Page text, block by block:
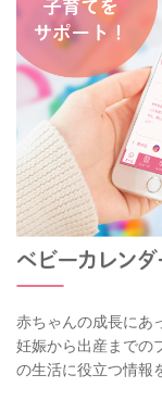
赤ちゃんの成長にあ
妊娠から出産までの
の生活に役立つ情報